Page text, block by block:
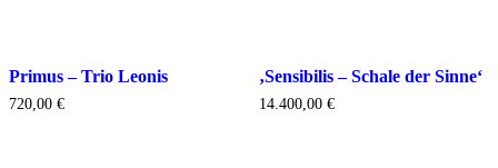
Primus – Trio Leonis
720,00 €
‚Sensibilis – Schale der Sinne‘
14.400,00 €